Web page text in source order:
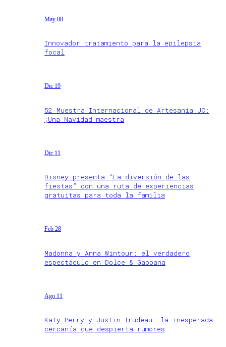
May 08
Innovador tratamiento para la epilepsia
focal
Dic 19
52 Muestra Internacional de Artesanía UC:
¡Una Navidad maestra
Dic 11
Disney presenta “La diversión de las
fiestas” con una ruta de experiencias
gratuitas para toda la familia
Feb 28
Madonna y Anna Wintour: el verdadero
espectáculo en Dolce & Gabbana
Ago 11
Katy Perry y Justin Trudeau: la inesperada
cercanía que despierta rumores